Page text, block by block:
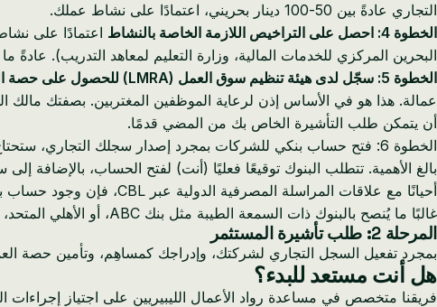
التجاري عادةً بين 50-100 دينار بحريني، اعتمادًا على نشاط عملك.
الخطوة 4: احصل على التراخيص اللازمة الخاصة بالنشاط
اعتمادًا على
البحرين المركزي للخدمات المالية، وزارة التعليم لمعاهد التدريب).
الخطوة 5: سجّل لدى هيئة تنظيم سوق العمل (LMRA) للحصول على حصة العمالة
عمالة. هذا هو في الأساس إذن لرعاية الموظفين المغتربين. بصفتك
أن يتمكن طلب التأشيرة الخاص بك من المضي قدمًا.
بالغ الأهمية. تتطلب البنوك توقيعًا فعليًا (أنت) لفتح الحساب،
أحيانًا مع علاقات المراسلة المصرفية الدولية عبر CBL، فإن وجود حساب بنكي بحريني قوي يعد ميزة كبيرة.
غالبًا ما يُنصح بالبنوك ذات السمعة الطيبة مثل بنك ABC، أو الأهلي المتحد، أو بنك البحرين الوطني (NBB).
المرحلة 2: طلب تأشيرة المستثمر
بمجرد تفعيل السجل التجاري لشركتك، وإدراجك كمساهِم، وتأمين حصة
هل أنت مستعد للبدء؟
فريقنا متخصص في مساعدة رواد الأعمال الليبيريين على اجتياز